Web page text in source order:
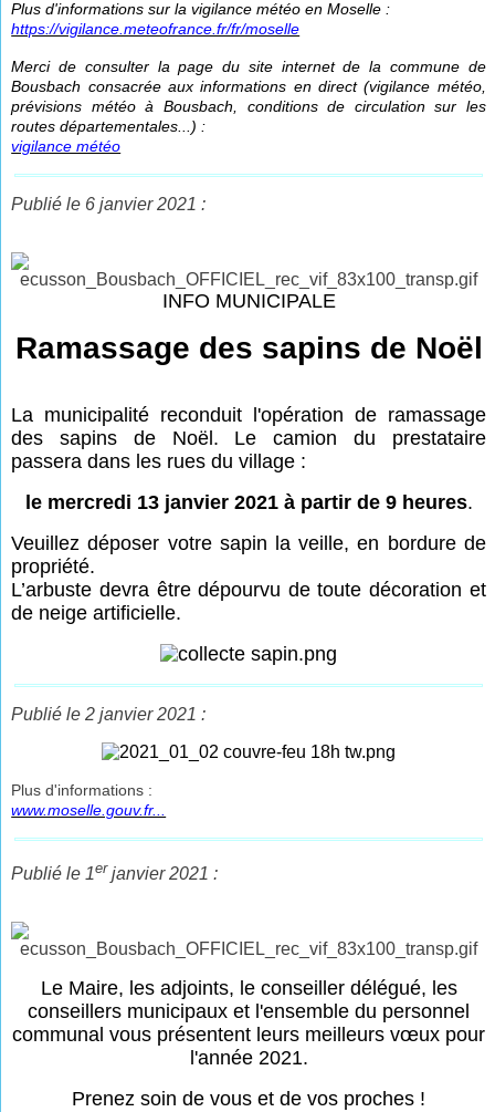
Plus d'informations sur la vigilance météo en Moselle :
https://vigilance.meteofrance.fr/fr/moselle
Merci de consulter la page du site internet de la commune de
Bousbach consacrée aux informations en direct (vigilance météo,
prévisions météo à Bousbach, conditions de circulation sur les
routes départementales...) :
vigilance météo
Publié le 6 janvier 2021 :
INFO MUNICIPALE
Ramassage des sapins de Noël
La municipalité reconduit l'opération de ramassage
des sapins de Noël. Le camion du prestataire
passera dans les rues du village :
le mercredi 13 janvier 2021 à partir de 9 heures.
Veuillez déposer votre sapin la veille, en bordure de
propriété.
L’arbuste devra être dépourvu de toute décoration et
de neige artificielle.
Publié le 2 janvier 2021 :
Plus d'informations :
www.moselle.gouv.fr...
Publié le 1er janvier 2021 :
Le Maire, les adjoints, le conseiller délégué, les
conseillers municipaux et l'ensemble du personnel
communal vous présentent leurs meilleurs vœux pour
l'année 2021.
Prenez soin de vous et de vos proches !